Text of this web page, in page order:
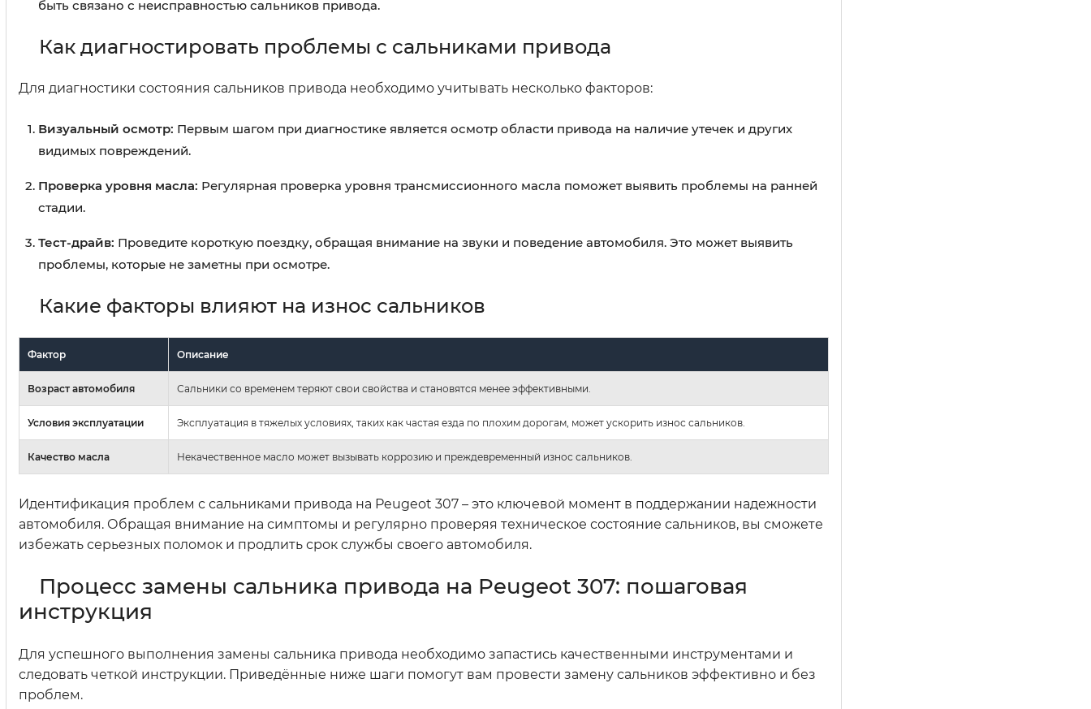
быть связано с неисправностью сальников привода.
Как диагностировать проблемы с сальниками привода
Для диагностики состояния сальников привода необходимо учитывать несколько факторов:
Визуальный осмотр: Первым шагом при диагностике является осмотр области привода на наличие утечек и других
видимых повреждений.
Проверка уровня масла: Регулярная проверка уровня трансмиссионного масла поможет выявить проблемы на ранней
стадии.
Тест-драйв: Проведите короткую поездку, обращая внимание на звуки и поведение автомобиля. Это может выявить
проблемы, которые не заметны при осмотре.
Какие факторы влияют на износ сальников
Фактор Описание
Возраст автомобиля Сальники со временем теряют свои свойства и становятся менее эффективными.
Условия эксплуатации Эксплуатация в тяжелых условиях, таких как частая езда по плохим дорогам, может ускорить износ сальников.
Качество масла Некачественное масло может вызывать коррозию и преждевременный износ сальников.
Идентификация проблем с сальниками привода на Peugeot 307 – это ключевой момент в поддержании надежности
автомобиля. Обращая внимание на симптомы и регулярно проверяя техническое состояние сальников, вы сможете
избежать серьезных поломок и продлить срок службы своего автомобиля.
Процесс замены сальника привода на Peugeot 307: пошаговая
инструкция
Для успешного выполнения замены сальника привода необходимо запастись качественными инструментами и
следовать четкой инструкции. Приведённые ниже шаги помогут вам провести замену сальников эффективно и без
проблем.